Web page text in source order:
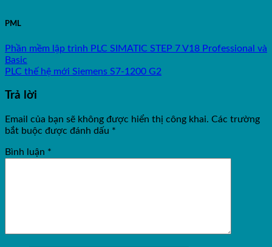
PML
Phần mềm lập trình PLC SIMATIC STEP 7 V18 Professional và
Basic
PLC thế hệ mới Siemens S7-1200 G2
Trả lời
Email của bạn sẽ không được hiển thị công khai. Các trường
bắt buộc được đánh dấu *
Bình luận *